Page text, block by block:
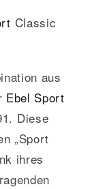
Classic
aus
Ebel Sport
Diese
„Sport
ihres